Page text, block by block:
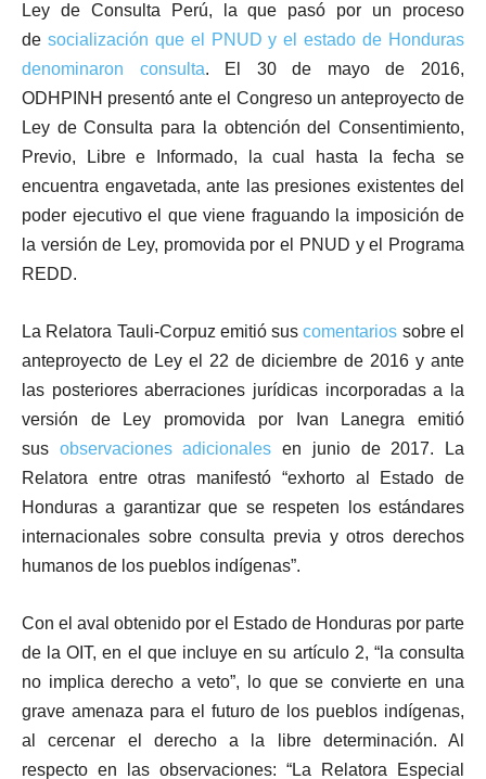
Ley de Consulta Perú, la que pasó por un proceso
de socialización que el PNUD y el estado de Honduras
denominaron consulta. El 30 de mayo de 2016,
ODHPINH presentó ante el Congreso un anteproyecto de
Ley de Consulta para la obtención del Consentimiento,
Previo, Libre e Informado, la cual hasta la fecha se
encuentra engavetada, ante las presiones existentes del
poder ejecutivo el que viene fraguando la imposición de
la versión de Ley, promovida por el PNUD y el Programa
REDD.
La Relatora Tauli-Corpuz emitió suscomentarios sobre el
anteproyecto de Ley el 22 de diciembre de 2016 y ante
las posteriores aberraciones jurídicas incorporadas a la
versión de Ley promovida por Ivan Lanegra emitió
sus observaciones adicionales en junio de 2017. La
Relatora entre otras manifestó “exhorto al Estado de
Honduras a garantizar que se respeten los estándares
internacionales sobre consulta previa y otros derechos
humanos de los pueblos indígenas”.
Con el aval obtenido por el Estado de Honduras por parte
de la OIT, en el que incluye en su artículo 2, “la consulta
no implica derecho a veto”, lo que se convierte en una
grave amenaza para el futuro de los pueblos indígenas,
al cercenar el derecho a la libre determinación. Al
respecto en las observaciones: “La Relatora Especial